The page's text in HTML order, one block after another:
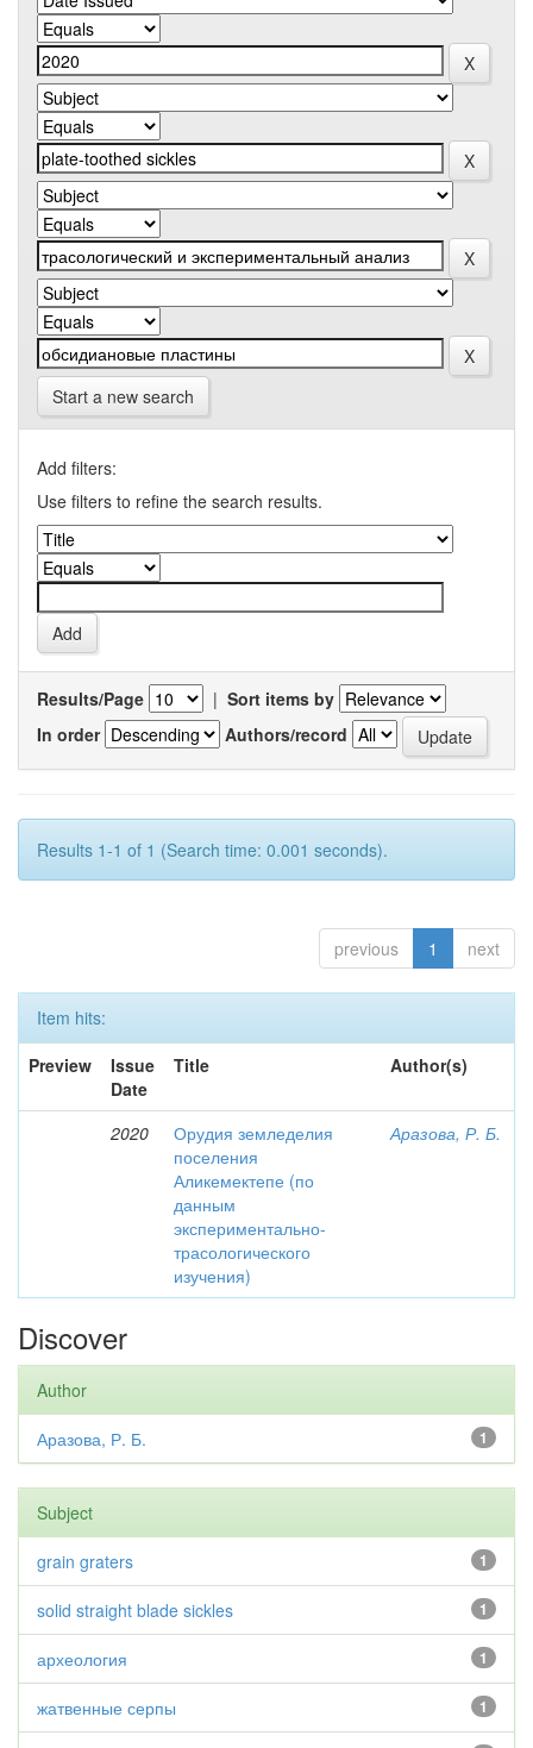
Start a new search
Add filters:
Use filters to refine the search results.
Results/Page | Sort items by
In order
Authors/record
Results 1-1 of 1 (Search time: 0.001 seconds).
previous 1 next
Item hits:
Preview
Issue
Date
Title Author(s)
2020
Орудия земледелия
поселения
Аликемектепе (по
данным
экспериментально-
трасологического
изучения)
Аразова, Р. Б.
Discover
Author
1
Аразова, Р. Б.
Subject
1
grain graters
1
solid straight blade sickles
1
археология
1
жатвенные серпы